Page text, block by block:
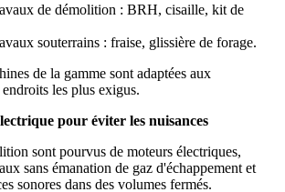
de démolition : BRH, cisaille, kit de
souterrains : fraise, glissière de forage.
de la gamme sont adaptées aux
les plus exigus.
pour éviter les nuisances
sont pourvus de moteurs électriques,
sans émanation de gaz d'échappement et
sonores dans des volumes fermés.